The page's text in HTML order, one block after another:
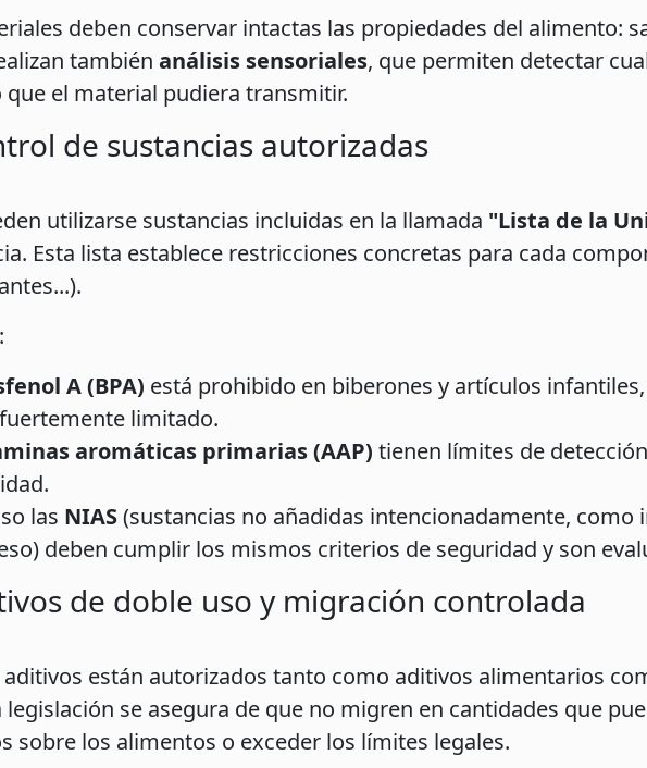
deben conservar intactas las propiedades del alimento:
también análisis sensoriales, que permiten detectar
que el material pudiera transmitir.
de sustancias autorizadas
utilizarse sustancias incluidas en la llamada "Lista de la
Esta lista establece restricciones concretas para cada
A (BPA) está prohibido en biberones y artículos
limitado.
aromáticas primarias (AAP) tienen límites de
las NIAS(sustancias no añadidas intencionadamente, como
deben cumplir los mismos criterios de seguridad y son
de doble uso y migración controlada
están autorizados tanto como aditivos alimentarios
legislación se asegura de que no migren en cantidades que
sobre los alimentos o exceder los límites legales.